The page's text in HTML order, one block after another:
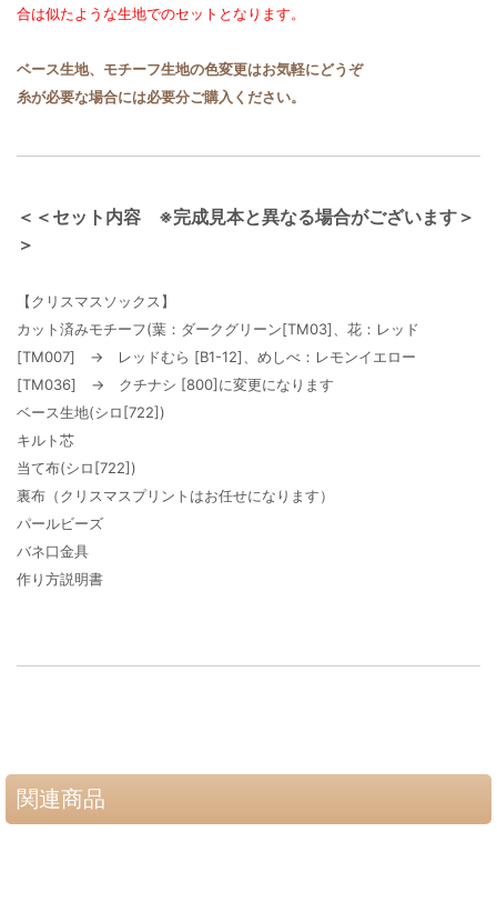
合は似たような生地でのセットとなります。
ベース生地、モチーフ生地の色変更はお気軽にどうぞ
糸が必要な場合には必要分ご購入ください。
＜＜セット内容 ※完成見本と異なる場合がございます＞
＞
【クリスマスソックス】
カット済みモチーフ(葉：ダークグリーン[TM03]、花：レッド
[TM007] → レッドむら [B1-12]、めしべ：レモンイエロー
[TM036] → クチナシ [800]に変更になります
ベース生地(シロ[722])
キルト芯
当て布(シロ[722])
裏布（クリスマスプリントはお任せになります）
パールビーズ
バネ口金具
作り方説明書
関連商品